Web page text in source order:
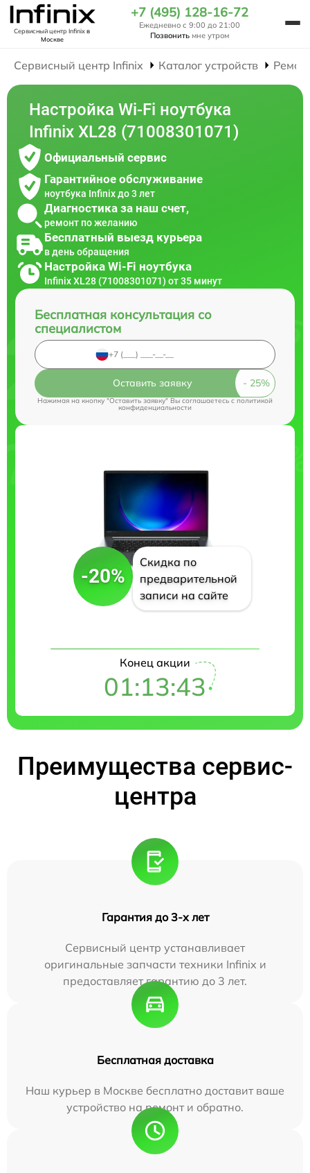
Сервисный центр Infinixв
Москве
+7 (495) 128-16-72
Ежедневно с 9:00 до 21:00
Позвонить мне утром
Сервисный центр Infinix Каталог устройств
Настройка Wi-Fi ноутбука
Infinix XL28 (71008301071)
Официальный сервис
Гарантийное обслуживание
ноутбука Infinix до 3 лет
Диагностика за наш счет,
ремонт по желанию
Бесплатный выезд курьера
в день обращения
Настройка Wi-Fi ноутбука
Infinix XL28 (71008301071) от 35 минут
Бесплатная консультация со
специалистом
Оставить заявку
Нажимая на кнопку "Оставить заявку" Вы соглашаетесь cполитикой
конфиденциальности
-20%
Скидка по
предварительной
записи на сайте
Конец акции
01:13:42
Преимущества сервис-
центра
Гарантия до 3-х лет
Сервисный центр устанавливает
оригинальные запчасти техники Infinix и
предоставляет гарантию до 3 лет.
Бесплатная доставка
Наш курьер в Москве бесплатно доставит ваше
устройство на ремонт и обратно.